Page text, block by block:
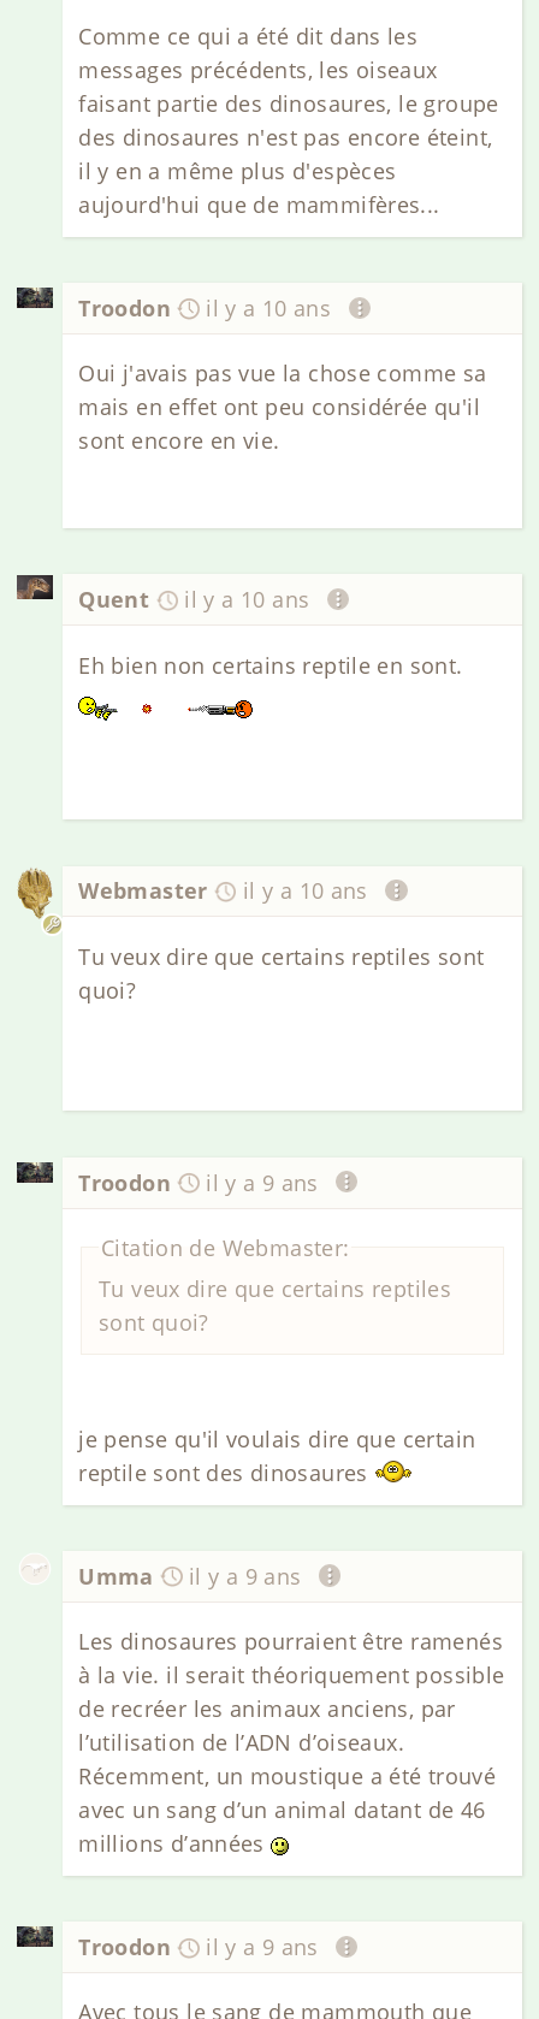
Comme ce qui a été dit dans les
messages précédents, les oiseaux
faisant partie des dinosaures, le groupe
des dinosaures n'est pas encore éteint,
il y en a même plus d'espèces
aujourd'hui que de mammifères...
Troodon il y a 10 ans
Oui j'avais pas vue la chose comme sa
mais en effet ont peu considérée qu'il
sont encore en vie.
Quent il y a 10 ans
Eh bien non certains reptile en sont.
Webmaster il y a 10 ans
Tu veux dire que certains reptiles sont
quoi?
Troodon il y a 9 ans
Citation de Webmaster:
Tu veux dire que certains reptiles
sont quoi?
je pense qu'il voulais dire que certain
reptile sont des dinosaures
Umma il y a 9 ans
Les dinosaures pourraient être ramenés
à la vie. il serait théoriquement possible
de recréer les animaux anciens, par
l’utilisation de l’ADN d’oiseaux.
Récemment, un moustique a été trouvé
avec un sang d’un animal datant de 46
millions d’années
Troodon il y a 9 ans
Avec tous le sang de mammouth que